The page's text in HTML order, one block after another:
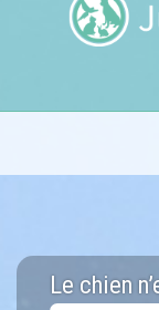
Le chien